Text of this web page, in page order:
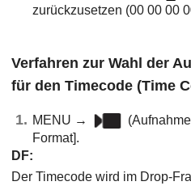
zurückzusetzen (00 00 00
Verfahren zur Wahl der
für den Timecode (Time
MENU → (Aufnahme
Format].
DF:
Der Timecode wird im Drop-